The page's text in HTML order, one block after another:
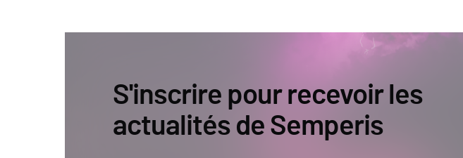
S'inscrire pour recevoir les
actualités de Semperis